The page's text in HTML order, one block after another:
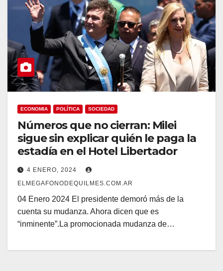
ECONOMIA POLÍTICA SOCIEDAD
Números que no cierran: Milei
sigue sin explicar quién le paga la
estadía en el Hotel Libertador
4 ENERO, 2024
ELMEGAFONODEQUILMES.COM.AR
04 Enero 2024 El presidente demoró más de la
cuenta su mudanza. Ahora dicen que es
“inminente”.La promocionada mudanza de…